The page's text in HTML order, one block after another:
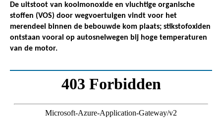
De uitstoot van koolmonoxide en vluchtige organische
stoffen (VOS) door wegvoertuigen vindt voor het
merendeel binnen de bebouwde kom plaats; stikstofoxiden
ontstaan vooral op autosnelwegen bij hoge temperaturen
van de motor.